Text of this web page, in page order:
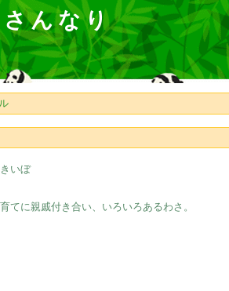
んなり
きいぼ
てに親戚付き合い、いろいろあるわさ。